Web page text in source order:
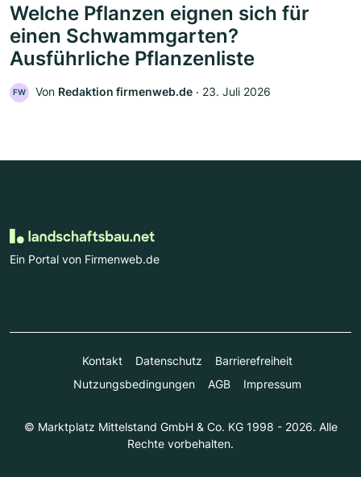
Welche Pflanzen eignen sich für
einen Schwammgarten?
Ausführliche Pflanzenliste
FW Von Redaktion firmenweb.de ‧ 23. Juli 2026
Ein Portal von Firmenweb.de
Kontakt Datenschutz
Barrierefreiheit
Nutzungsbedingungen
AGB Impressum
© Marktplatz Mittelstand GmbH & Co. KG 1998 - 2026. Alle
Rechte vorbehalten.